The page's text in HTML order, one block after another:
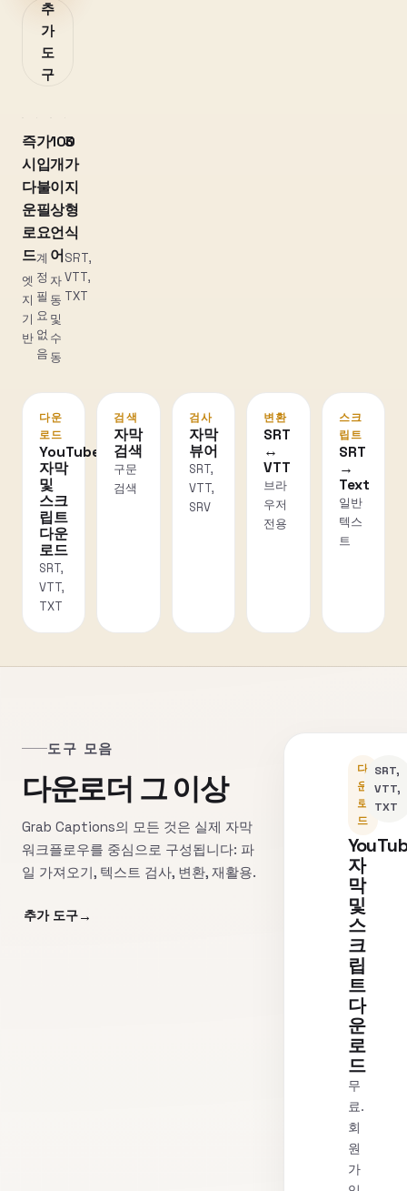
추
가
도
구
즉
시
다
운
로
드
엣
지
기
반
가
입
불
필
요
계
정
필
요
없
음
100
개
이
상
언
어
자
동
및
수
동
3
가
지
형
식
SRT,
VTT,
TXT
다운
로드
YouTube
자막
및
스크
립트
다운
로드
SRT,
VTT,
TXT
검색
자막
검색
구문
검색
검사
자막
뷰어
SRT,
VTT,
SRV
변환
SRT
↔
VTT
브라
우저
전용
스크
립트
SRT
→
Text
일반
텍스
트
도구 모음
다운로더 그 이상
Grab Captions의 모든 것은 실제 자막
워크플로우를 중심으로 구성됩니다: 파
일 가져오기, 텍스트 검사, 변환, 재활용.
추가 도구
다
운
로
드
자
막
및
스
크
립
트
다
운
로
드
무
료.
회
원
가
SRT,
VTT,
TXT